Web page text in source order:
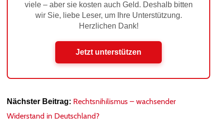
viele – aber sie kosten auch Geld. Deshalb bitten
wir Sie, liebe Leser, um Ihre Unterstützung.
Herzlichen Dank!
Jetzt unterstützen
Nächster Beitrag: Rechtsnihilismus – wachsender
Widerstand in Deutschland?